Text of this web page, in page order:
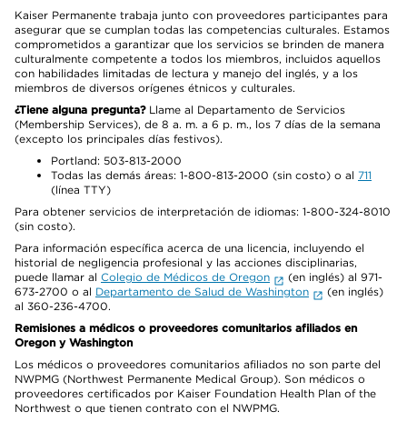
Kaiser Permanente trabaja junto con proveedores participantes para
asegurar que se cumplan todas las competencias culturales. Estamos
comprometidos a garantizar que los servicios se brinden de manera
culturalmente competente a todos los miembros, incluidos aquellos
con habilidades limitadas de lectura y manejo del inglés, y a los
miembros de diversos orígenes étnicos y culturales.
¿Tiene alguna pregunta?Llame al Departamento de Servicios
(Membership Services), de 8 a. m. a 6 p. m., los 7 días de la semana
(excepto los principales días festivos).
Portland: 503-813-2000
Todas las demás áreas: 1-800-813-2000 (sin costo) o al 711
(línea TTY)
Para obtener servicios de interpretación de idiomas: 1-800-324-8010
(sin costo).
Para información específica acerca de una licencia, incluyendo el
historial de negligencia profesional y las acciones disciplinarias,
puede llamar al Colegio de Médicos de Oregon
(en inglés) al 971-
673-2700 o al Departamento de Salud de Washington
(en inglés)
al 360-236-4700.
Remisiones a médicos o proveedores comunitarios afiliados en
Oregon y Washington
Los médicos o proveedores comunitarios afiliados no son parte del
NWPMG (Northwest Permanente Medical Group). Son médicos o
proveedores certificados por Kaiser Foundation Health Plan of the
Northwest o que tienen contrato con el NWPMG.